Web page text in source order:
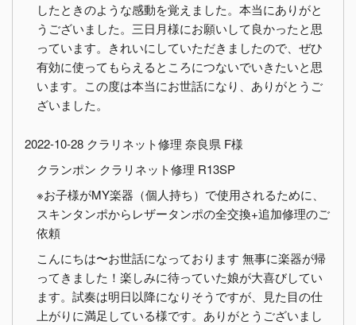
したときのような感動を覚えました。本当にありがと
うございました。三日月様にお願いして良かったと思
っています。きれいにしていただきましたので、ぜひ
有効に使ってもらえるところにつないでいきたいと思
います。この度は本当にお世話になり、ありがとうご
ざいました。
2022-10-28 クラリネット修理 奈良県 F様
クランポン クラリネット修理 R13SP
※お子様がMY楽器（個人持ち）で使用されるために、
スキンタンポからレザータンポの全交換+追加修理のご
依頼
こんにちは〜お世話になっております 無事に楽器が帰
ってきました！楽しみに待っていた娘が大喜びしてい
ます。試奏は明日以降になりそうですが、見た目の仕
上がりに満足している様です。ありがとうございまし